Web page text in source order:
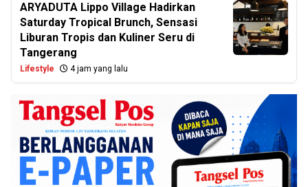
ARYADUTA Lippo Village Hadirkan
Saturday Tropical Brunch, Sensasi
Liburan Tropis dan Kuliner Seru di
Tangerang
Lifestyle 4 jam yang lalu